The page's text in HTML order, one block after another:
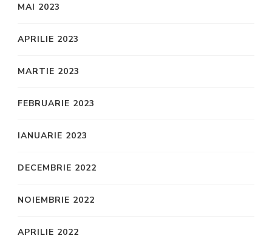
MAI 2023
APRILIE 2023
MARTIE 2023
FEBRUARIE 2023
IANUARIE 2023
DECEMBRIE 2022
NOIEMBRIE 2022
APRILIE 2022